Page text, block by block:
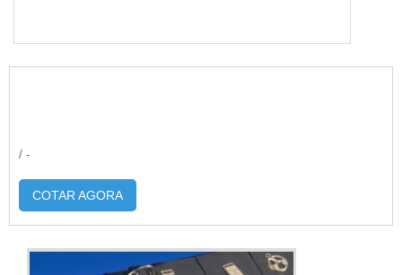
/ -
COTAR AGORA